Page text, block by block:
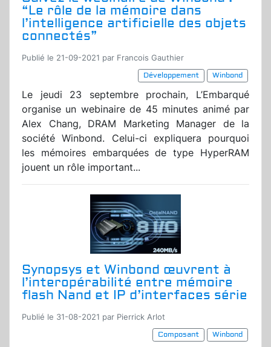
“Le rôle de la mémoire dans
l’intelligence artificielle des objets
connectés”
Publié le 21-09-2021 par Francois Gauthier
Développement
Winbond
Le jeudi 23 septembre prochain, L’Embarqué
organise un webinaire de 45 minutes animé par
Alex Chang, DRAM Marketing Manager de la
société Winbond. Celui-ci expliquera pourquoi
les mémoires embarquées de type HyperRAM
jouent un rôle important...
Synopsys et Winbond œuvrent à
l’interopérabilité entre mémoire
flash Nand et IP d’interfaces série
Publié le 31-08-2021 par Pierrick Arlot
Composant
Winbond